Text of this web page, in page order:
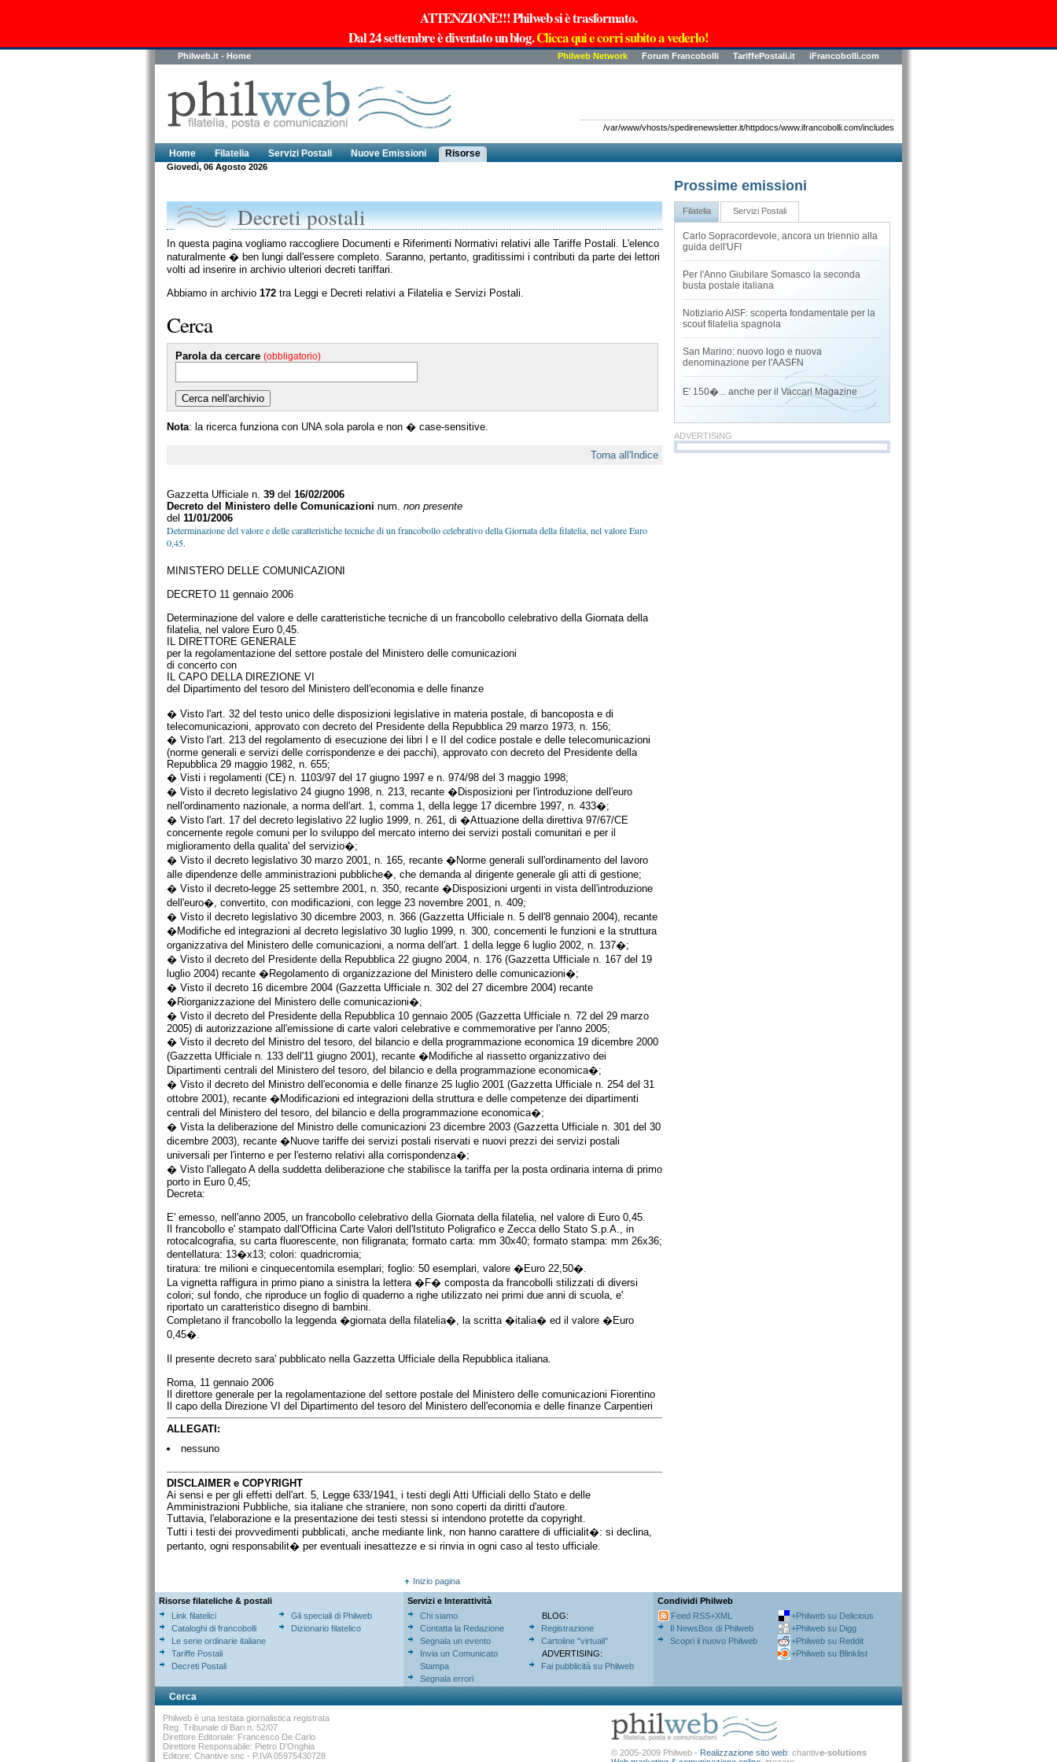
ATTENZIONE!!! Philweb si è trasformato.
Dal 24 settembre è diventato un blog.Clicca qui e corri subito a vederlo!
Philweb.it - Home Philweb Network Forum Francobolli TariffePostali.it iFrancobolli.com
/var/www/vhosts/spedirenewsletter.it/httpdocs/www.ifrancobolli.com/includes
Home Filatelia Servizi Postali Nuove Emissioni Risorse
Giovedì, 06 Agosto 2026
Prossime emissioni
Decreti postali
In questa pagina vogliamo raccogliere Documenti e Riferimenti Normativi relativi alle Tariffe Postali. L'elenco
naturalmente � ben lungi dall'essere completo. Saranno, pertanto, graditissimi i contributi da parte dei lettori
volti ad inserire in archivio ulteriori decreti tariffari.
Abbiamo in archivio 172 tra Leggi e Decreti relativi a Filatelia e Servizi Postali.
Cerca
Parola da cercare (obbligatorio)
Nota: la ricerca funziona con UNA sola parola e non � case-sensitive.
Torna all'Indice
Gazzetta Ufficiale n. 39 del 16/02/2006
Decreto del Ministero delle Comunicazioni num. non presente
del 11/01/2006
Determinazione del valore e delle caratteristiche tecniche di un francobollo celebrativo della Giornata della filatelia, nel valore Euro
0,45.
MINISTERO DELLE COMUNICAZIONI
DECRETO 11 gennaio 2006
Determinazione del valore e delle caratteristiche tecniche di un francobollo celebrativo della Giornata della
filatelia, nel valore Euro 0,45.
IL DIRETTORE GENERALE
per la regolamentazione del settore postale del Ministero delle comunicazioni
di concerto con
IL CAPO DELLA DIREZIONE VI
del Dipartimento del tesoro del Ministero dell'economia e delle finanze
� Visto l'art. 32 del testo unico delle disposizioni legislative in materia postale, di bancoposta e di
telecomunicazioni, approvato con decreto del Presidente della Repubblica 29 marzo 1973, n. 156;
� Visto l'art. 213 del regolamento di esecuzione dei libri I e II del codice postale e delle telecomunicazioni
(norme generali e servizi delle corrispondenze e dei pacchi), approvato con decreto del Presidente della
Repubblica 29 maggio 1982, n. 655;
� Visti i regolamenti (CE) n. 1103/97 del 17 giugno 1997 e n. 974/98 del 3 maggio 1998;
� Visto il decreto legislativo 24 giugno 1998, n. 213, recante �Disposizioni per l'introduzione dell'euro
nell'ordinamento nazionale, a norma dell'art. 1, comma 1, della legge 17 dicembre 1997, n. 433�;
� Visto l'art. 17 del decreto legislativo 22 luglio 1999, n. 261, di �Attuazione della direttiva 97/67/CE
concernente regole comuni per lo sviluppo del mercato interno dei servizi postali comunitari e per il
miglioramento della qualita' del servizio�;
� Visto il decreto legislativo 30 marzo 2001, n. 165, recante �Norme generali sull'ordinamento del lavoro
alle dipendenze delle amministrazioni pubbliche�, che demanda al dirigente generale gli atti di gestione;
� Visto il decreto-legge 25 settembre 2001, n. 350, recante �Disposizioni urgenti in vista dell'introduzione
dell'euro�, convertito, con modificazioni, con legge 23 novembre 2001, n. 409;
� Visto il decreto legislativo 30 dicembre 2003, n. 366 (Gazzetta Ufficiale n. 5 dell'8 gennaio 2004), recante
�Modifiche ed integrazioni al decreto legislativo 30 luglio 1999, n. 300, concernenti le funzioni e la struttura
organizzativa del Ministero delle comunicazioni, a norma dell'art. 1 della legge 6 luglio 2002, n. 137�;
� Visto il decreto del Presidente della Repubblica 22 giugno 2004, n. 176 (Gazzetta Ufficiale n. 167 del 19
luglio 2004) recante �Regolamento di organizzazione del Ministero delle comunicazioni�;
� Visto il decreto 16 dicembre 2004 (Gazzetta Ufficiale n. 302 del 27 dicembre 2004) recante
�Riorganizzazione del Ministero delle comunicazioni�;
� Visto il decreto del Presidente della Repubblica 10 gennaio 2005 (Gazzetta Ufficiale n. 72 del 29 marzo
2005) di autorizzazione all'emissione di carte valori celebrative e commemorative per l'anno 2005;
� Visto il decreto del Ministro del tesoro, del bilancio e della programmazione economica 19 dicembre 2000
(Gazzetta Ufficiale n. 133 dell'11 giugno 2001), recante �Modifiche al riassetto organizzativo dei
Dipartimenti centrali del Ministero del tesoro, del bilancio e della programmazione economica�;
� Visto il decreto del Ministro dell'economia e delle finanze 25 luglio 2001 (Gazzetta Ufficiale n. 254 del 31
ottobre 2001), recante �Modificazioni ed integrazioni della struttura e delle competenze dei dipartimenti
centrali del Ministero del tesoro, del bilancio e della programmazione economica�;
� Vista la deliberazione del Ministro delle comunicazioni 23 dicembre 2003 (Gazzetta Ufficiale n. 301 del 30
dicembre 2003), recante �Nuove tariffe dei servizi postali riservati e nuovi prezzi dei servizi postali
universali per l'interno e per l'esterno relativi alla corrispondenza�;
� Visto l'allegato A della suddetta deliberazione che stabilisce la tariffa per la posta ordinaria interna di primo
porto in Euro 0,45;
Decreta:
E' emesso, nell'anno 2005, un francobollo celebrativo della Giornata della filatelia, nel valore di Euro 0,45.
Il francobollo e' stampato dall'Officina Carte Valori dell'Istituto Poligrafico e Zecca dello Stato S.p.A., in
rotocalcografia, su carta fluorescente, non filigranata; formato carta: mm 30x40; formato stampa: mm 26x36;
dentellatura: 13�x13; colori: quadricromia;
tiratura: tre milioni e cinquecentomila esemplari; foglio: 50 esemplari, valore �Euro 22,50�.
La vignetta raffigura in primo piano a sinistra la lettera �F� composta da francobolli stilizzati di diversi
colori; sul fondo, che riproduce un foglio di quaderno a righe utilizzato nei primi due anni di scuola, e'
riportato un caratteristico disegno di bambini.
Completano il francobollo la leggenda �giornata della filatelia�, la scritta �italia� ed il valore �Euro
0,45�.
Il presente decreto sara' pubblicato nella Gazzetta Ufficiale della Repubblica italiana.
Roma, 11 gennaio 2006
Il direttore generale per la regolamentazione del settore postale del Ministero delle comunicazioni Fiorentino
Il capo della Direzione VI del Dipartimento del tesoro del Ministero dell'economia e delle finanze Carpentieri
ALLEGATI:
nessuno
DISCLAIMER e COPYRIGHT
Ai sensi e per gli effetti dell'art. 5, Legge 633/1941, i testi degli Atti Ufficiali dello Stato e delle
Amministrazioni Pubbliche, sia italiane che straniere, non sono coperti da diritti d'autore.
Tuttavia, l'elaborazione e la presentazione dei testi stessi si intendono protette da copyright.
Tutti i testi dei provvedimenti pubblicati, anche mediante link, non hanno carattere di ufficialit�: si declina,
pertanto, ogni responsabilit� per eventuali inesattezze e si rinvia in ogni caso al testo ufficiale.
Filatelia Servizi Postali
Carlo Sopracordevole, ancora un triennio alla
guida dell'UFI
Per l'Anno Giubilare Somasco la seconda
busta postale italiana
Notiziario AISF: scoperta fondamentale per la
scout filatelia spagnola
San Marino: nuovo logo e nuova
denominazione per l'AASFN
E' 150�... anche per il Vaccari Magazine
ADVERTISING
Inizio pagina
Risorse filateliche & postali
Link filatelici
Cataloghi di francobolli
Le serie ordinarie italiane
Tariffe Postali
Decreti Postali
Gli speciali di Philweb
Dizionario filatelico
Servizi e Interattività
Chi siamo
Contatta la Redazione
Segnala un evento
Invia un Comunicato
Stampa
Segnala errori
BLOG:
Registrazione
Cartoline "virtuali"
ADVERTISING:
Fai pubblicità su Philweb
Condividi Philweb
Feed RSS+XML
Il NewsBox di Philweb
Scopri il nuovo Philweb
+Philweb su Delicious
+Philweb su Digg
+Philweb su Reddit
+Philweb su Blinklist
Cerca
Philweb è una testata giornalistica registrata
Reg. Tribunale di Bari n. 52/07
Direttore Editoriale: Francesco De Carlo
Direttore Responsabile: Pietro D'Onghia
Editore: Chantive snc - P.IVA 05975430728
© 2005-2009 Philweb - Realizzazione sito web: chantive-solutions